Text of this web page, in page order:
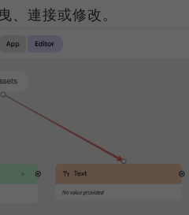
連接或修改。